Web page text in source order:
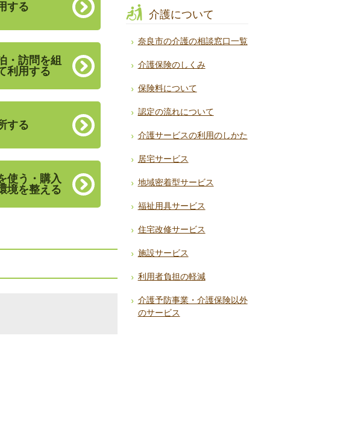
する
・訪問を組
利用する
する
使う・購入
境を整える
介護について
奈良市の介護の相談窓口一覧
介護保険のしくみ
保険料について
認定の流れについて
介護サービスの利用のしかた
居宅サービス
地域密着型サービス
福祉用具サービス
住宅改修サービス
施設サービス
利用者負担の軽減
介護予防事業・介護保険以外
のサービス